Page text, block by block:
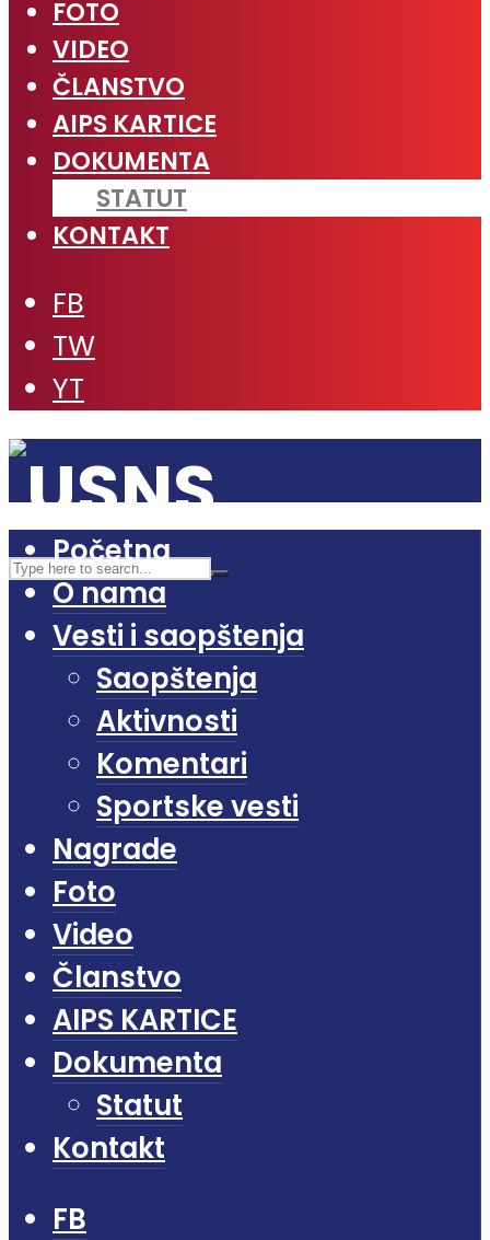
FOTO
VIDEO
ČLANSTVO
AIPS KARTICE
DOKUMENTA
STATUT
KONTAKT
FB
TW
YT
Početna
O nama
Vesti i saopštenja
Saopštenja
Aktivnosti
Komentari
Sportske vesti
Nagrade
Foto
Video
Članstvo
AIPS KARTICE
Dokumenta
Statut
Kontakt
FB